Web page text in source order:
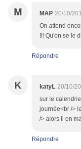
M MAP 20/10/
On attend
!!! Qu'on se le
Répondre
K katyL 20/10/
sur le
journée<br />
/> alors il en
Répondre